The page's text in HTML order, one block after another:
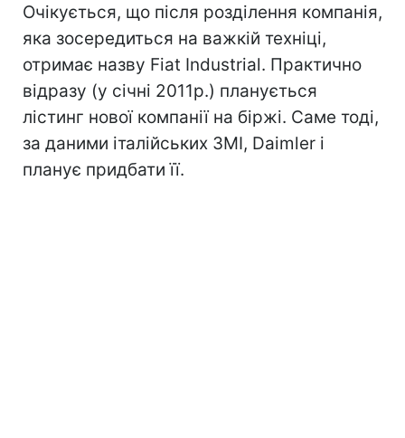
Очікується, що після розділення компанія,
яка зосередиться на важкій техніці,
отримає назву Fiat Industrial. Практично
відразу (у січні 2011р.) планується
лістинг нової компанії на біржі. Саме тоді,
за даними італійських ЗМІ, Daimler і
планує придбати її.